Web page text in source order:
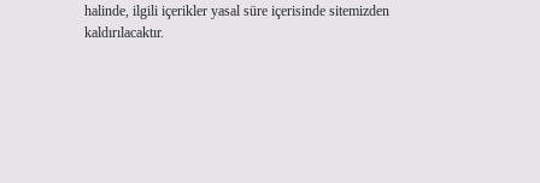
halinde, ilgili içerikler yasal süre içerisinde sitemizden
kaldırılacaktır.